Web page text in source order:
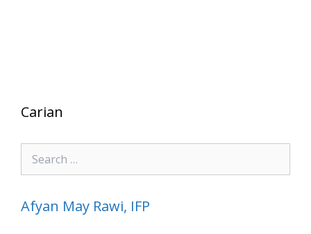
Carian
Search
for:
Afyan May Rawi, IFP